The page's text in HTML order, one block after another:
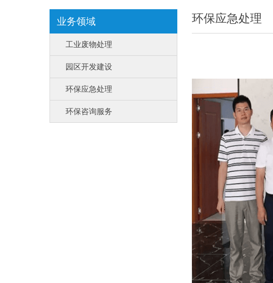
业务领域
工业废物处理
园区开发建设
环保应急处理
环保咨询服务
环保应急处理